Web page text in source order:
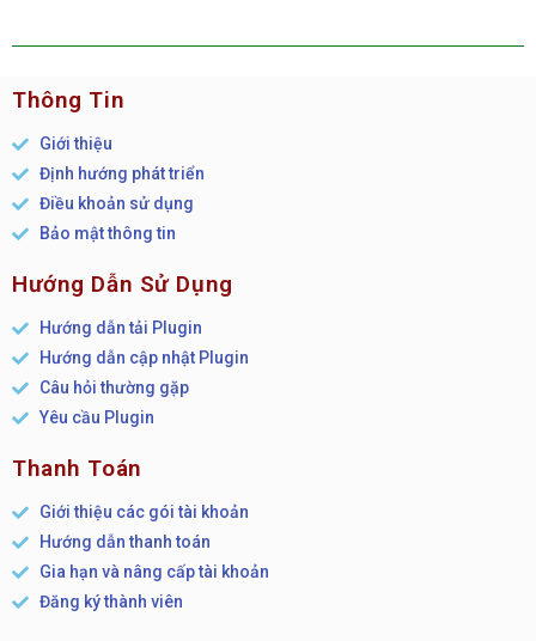
Thông Tin
Giới thiệu
Định hướng phát triển
Điều khoản sử dụng
Bảo mật thông tin
Hướng Dẫn Sử Dụng
Hướng dẫn tải Plugin
Hướng dẫn cập nhật Plugin
Câu hỏi thường gặp
Yêu cầu Plugin
Thanh Toán
Giới thiệu các gói tài khoản
Hướng dẫn thanh toán
Gia hạn và nâng cấp tài khoản
Đăng ký thành viên